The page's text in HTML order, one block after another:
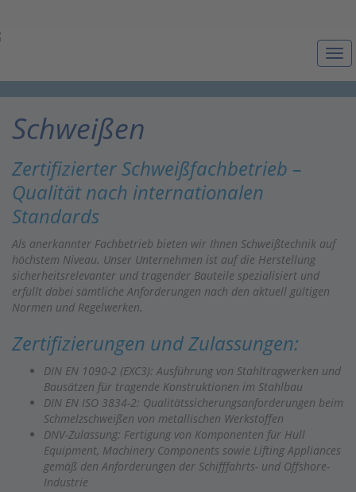
Schweißen
Zertifizierter Schweißfachbetrieb –
Qualität nach internationalen
Standards
Als anerkannter Fachbetrieb bieten wir Ihnen Schweißtechnik auf
höchstem Niveau. Unser Unternehmen ist auf die Herstellung
sicherheitsrelevanter und tragender Bauteile spezialisiert und
erfüllt dabei sämtliche Anforderungen nach den aktuell gültigen
Normen und Regelwerken.
Zertifizierungen und Zulassungen:
DIN EN 1090-2 (EXC3): Ausführung von Stahltragwerken und
Bausätzen für tragende Konstruktionen im Stahlbau
DIN EN ISO 3834-2: Qualitätssicherungsanforderungen beim
Schmelzschweißen von metallischen Werkstoffen
DNV-Zulassung: Fertigung von Komponenten für Hull
Equipment, Machinery Components sowie Lifting Appliances
gemäß den Anforderungen der Schifffahrts- und Offshore-
Industrie